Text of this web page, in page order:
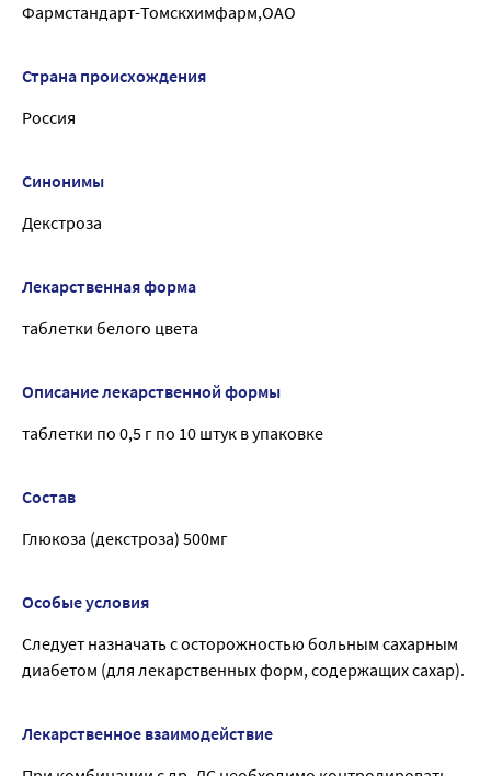
Фармстандарт-Томскхимфарм,ОАО
Страна происхождения
Россия
Синонимы
Декстроза
Лекарственная форма
таблетки белого цвета
Описание лекарственной формы
таблетки по 0,5 г по 10 штук в упаковке
Состав
Глюкоза (декстроза) 500мг
Особые условия
Следует назначать с осторожностью больным сахарным
диабетом (для лекарственных форм, содержащих сахар).
Лекарственное взаимодействие